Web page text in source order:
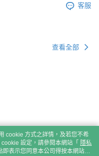
客服
查看全部
cookie 方式之詳情，及若您不希
設定，請參閱本網站「 隱私
即表示您同意本公司得按本網站使